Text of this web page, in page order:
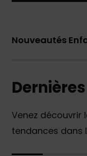
Nouveautés
Venez découvrir
tendances dans